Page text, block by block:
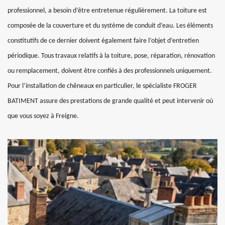
professionnel, a besoin d’être entretenue régulièrement. La toiture est
composée de la couverture et du système de conduit d’eau. Les éléments
constitutifs de ce dernier doivent également faire l’objet d’entretien
périodique. Tous travaux relatifs à la toiture, pose, réparation, rénovation
ou remplacement, doivent être confiés à des professionnels uniquement.
Pour l’installation de chêneaux en particulier, le spécialiste FROGER
BATIMENT assure des prestations de grande qualité et peut intervenir où
que vous soyez à Freigne.